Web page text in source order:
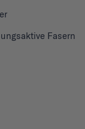
Fasern